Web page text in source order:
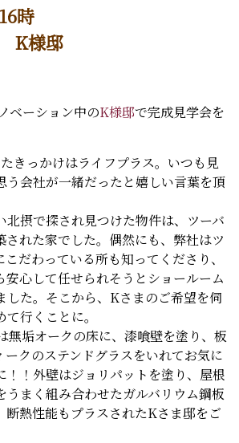
時
K様邸
ベーション中のK様邸で完成見学会を
きっかけはライフプラス。いつも見
う会社が一緒だったと嬉しい言葉を頂
北摂で探され見つけた物件は、ツーバ
された家でした。偶然にも、弊社はツ
だわっている所も知ってくださり、
安心して任せられそうとショールーム
した。そこから、Kさまのご希望を伺
行くことに。
無垢オークの床に、漆喰壁を塗り、板
ークのステンドグラスをいれてお気に
！！外壁はジョリパットを塗り、屋根
うまく組み合わせたガルバリウム鋼板
断熱性能もプラスされたKさま邸をご